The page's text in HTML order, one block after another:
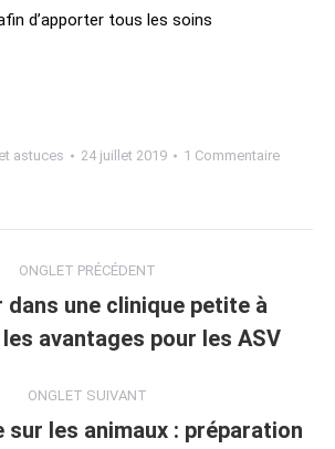
d’apporter tous les soins
astuces 24 juillet 2019 1 Commentaire
ONGLET PRÉCÉDENT
dans une clinique petite à
avantages pour les ASV
ONGLET SUIVANT
sur les animaux : préparation